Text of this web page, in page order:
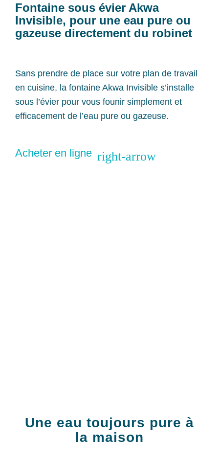
Fontaine sous évier Akwa
Invisible, pour une eau pure ou
gazeuse directement du robinet
Sans prendre de place sur votre plan de travail
en cuisine, la fontaine Akwa Invisible s’installe
sous l’évier pour vous founir simplement et
efficacement de l’eau pure ou gazeuse.
Acheter en ligne
Une eau toujours pure à
la maison